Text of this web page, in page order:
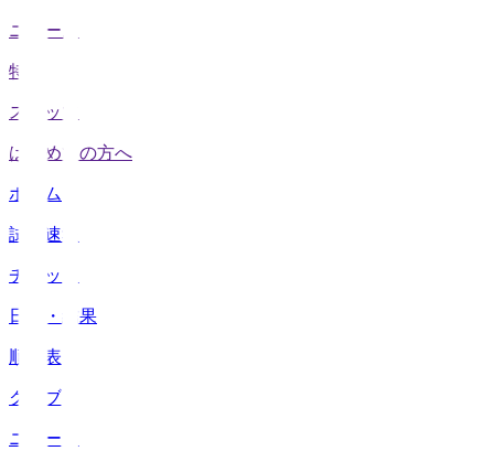
ニュース
特集
スタッツ
はじめての方へ
ホーム
試合速報
チケット
日程・結果
順位表
クラブ
ニュース